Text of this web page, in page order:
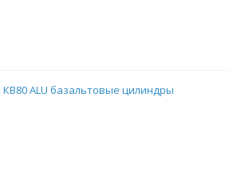
КВ80 ALU базальтовые цилиндры